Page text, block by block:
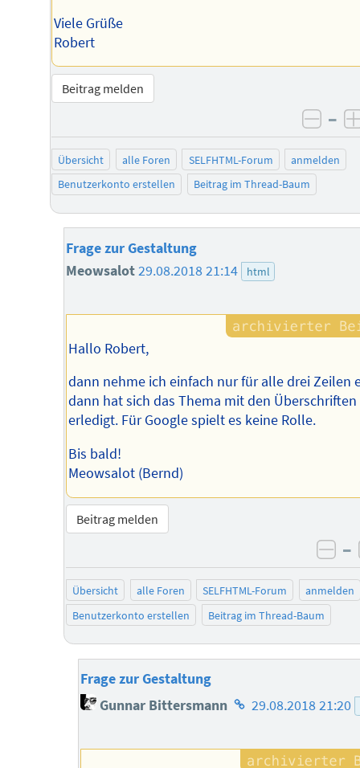
Viele Grüße
Robert
Beitrag melden
–
Übersicht alle Foren SELFHTML-Forum
anmelden
Benutzerkonto erstellen
Beitrag im Thread-Baum
Frage zur Gestaltung
Meowsalot29.08.2018 21:14 html
Hallo Robert,
dann nehme ich einfach nur für alle drei Zeilen
dann hat sich das Thema mit den Überschriften
erledigt. Für Google spielt es keine Rolle.
Bis bald!
Meowsalot (Bernd)
Beitrag melden
–
Übersicht alle Foren SELFHTML-Forum
anmelden
Benutzerkonto erstellen
Beitrag im Thread-Baum
Frage zur Gestaltung
Gunnar Bittersmann Homepage
Autors
29.08.2018 21:20